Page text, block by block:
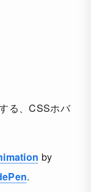
る、CSSホバ
by
.